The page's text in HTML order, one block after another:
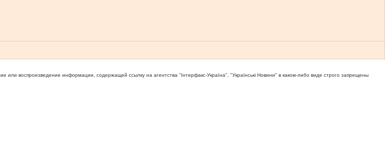
или воспроизведение информации, содержащей ссылку на агентства "Iнтерфакс-Україна", "Українськi Новини" в каком-либо виде строго запрещены